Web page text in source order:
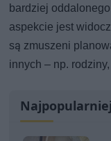
bardziej
aspekcie jest
są zmuszeni
innych – np.